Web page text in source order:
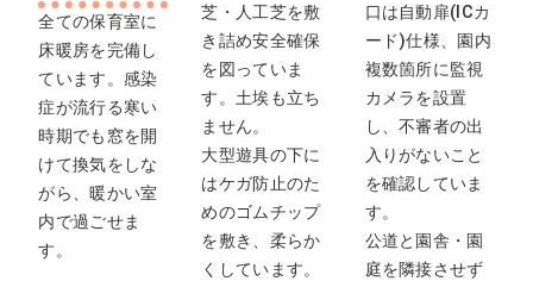
全ての保育室に
床暖房を完備し
ています。感染
症が流行る寒い
時期でも窓を開
けて換気をしな
がら、暖かい室
内で過ごせま
す。
芝・人工芝を敷
き詰め安全確保
を図っていま
す。土埃も立ち
ません。
大型遊具の下に
はケガ防止のた
めのゴムチップ
を敷き、柔らか
くしています。
口は自動扉(ICカ
ード)仕様、園内
複数箇所に監視
カメラを設置
し、不審者の出
入りがないこと
を確認していま
す。
公道と園舎・園
庭を隣接させず